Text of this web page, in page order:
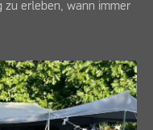
zu erleben, wann immer